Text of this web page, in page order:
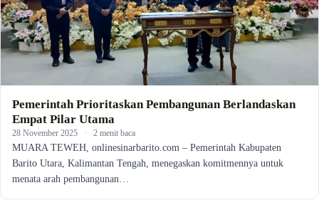
Pemerintah Prioritaskan Pembangunan Berlandaskan
Empat Pilar Utama
28 November 2025 · 2 menit baca
MUARA TEWEH, onlinesinarbarito.com – Pemerintah Kabupaten
Barito Utara, Kalimantan Tengah, menegaskan komitmennya untuk
menata arah pembangunan…